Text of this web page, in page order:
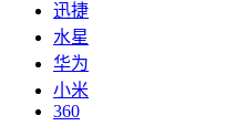
迅捷
水星
华为
小米
360